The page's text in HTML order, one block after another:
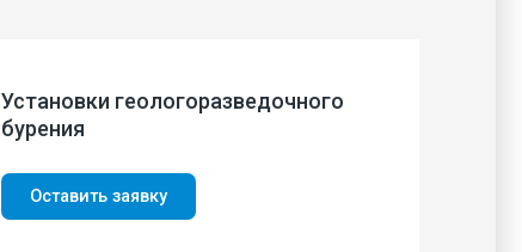
Установки геологоразведочного
бурения
Оставить заявку